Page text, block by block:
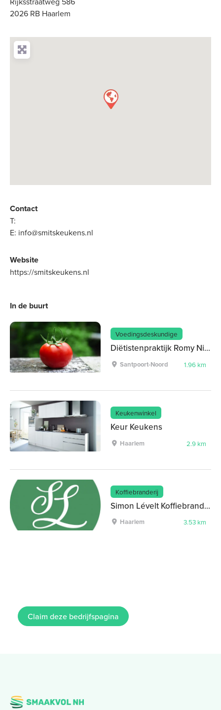
2026 RB Haarlem
Contact
T:
E: info@smitskeukens.nl
Website
https://smitskeukens.nl
In de buurt
Voedingsdeskundige
Diëtistenpraktijk Romy Nijssen
Santpoort-Noord 1.96 km
Keukenwinkel
Keur Keukens
Haarlem 2.9 km
Koffiebranderij
Simon Lévelt Koffiebranderij en Theehandel
Haarlem 3.53 km
Claim deze bedrijfspagina